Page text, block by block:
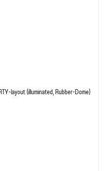
layout (illuminated, Rubber-Dome)